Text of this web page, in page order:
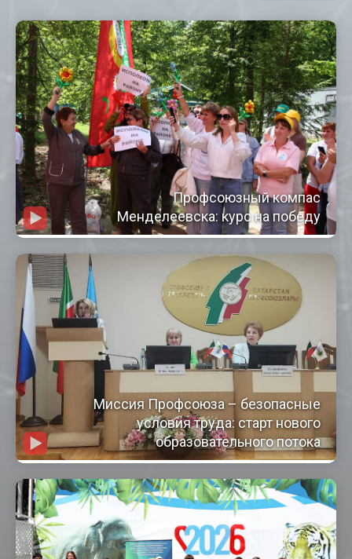
Профсоюзный компас
Менделеевска: курс на победу
Миссия Профсоюза – безопасные
условия труда: старт нового
образовательного потока